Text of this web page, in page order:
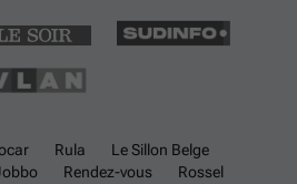
d'environ 164 000 €. La taille
est supérieure à la moyenne
6,1 pièces par logement.
d'un réseau routier accessible
autoroutes A14/E17 et
Rula
Le Sillon Belge
Rendez-vous Rossel